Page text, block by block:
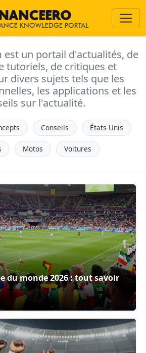
est un portail d'actualités, de
tutoriels, de critiques et
divers sujets tels que les
les applications et les
sur l'actualité.
Conseils États-Unis
Motos Voitures
du monde 2026 : tout savoir